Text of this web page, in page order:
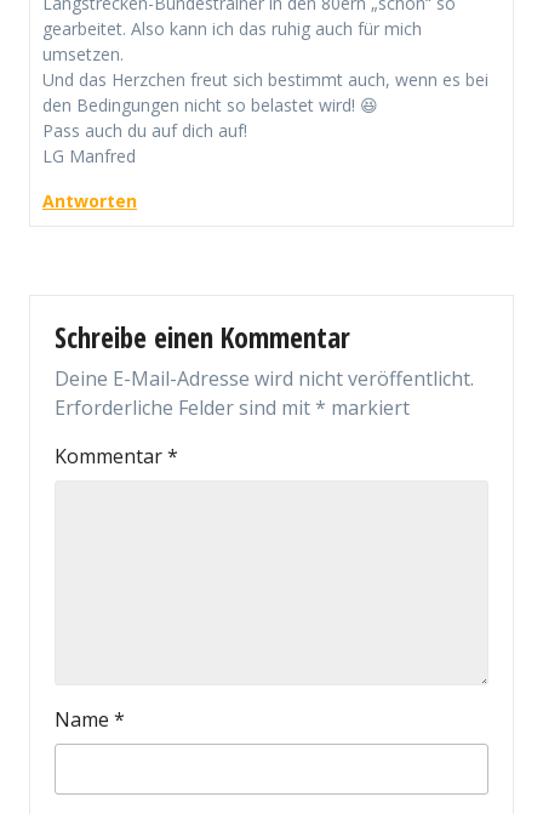
gearbeitet. Also kann ich das ruhig auch für mich
umsetzen.
Und das Herzchen freut sich bestimmt auch, wenn es bei
den Bedingungen nicht so belastet wird! 😆
Pass auch du auf dich auf!
LG Manfred
Antworten
Schreibe einen Kommentar
Deine E-Mail-Adresse wird nicht veröffentlicht.
Erforderliche Felder sind mit* markiert
Kommentar*
Name *